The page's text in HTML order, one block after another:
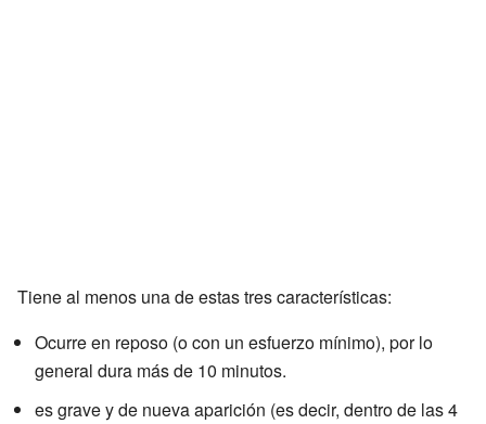
Tiene al menos una de estas tres características:
Ocurre en reposo (o con un esfuerzo mínimo), por lo
general dura más de 10 minutos.
es grave y de nueva aparición (es decir, dentro de las 4